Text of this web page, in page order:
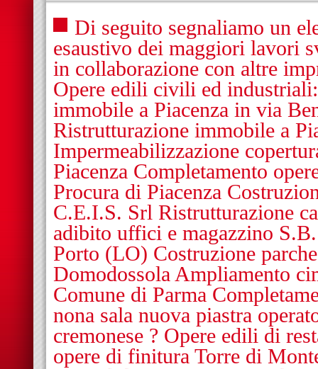
Di seguito segnaliamo un
esaustivo dei maggiori lavori
in collaborazione con altre
Opere edili civili ed
immobile a Piacenza in via
Ristrutturazione immobile a
Impermeabilizzazione
Piacenza Completamento
Procura di Piacenza
C.E.I.S. Srl Ristrutturazione
adibito uffici e magazzino
Porto (LO) Costruzione
Domodossola Ampliamento
Comune di Parma
nona sala nuova piastra
cremonese ? Opere edili di
opere di finitura Torre di